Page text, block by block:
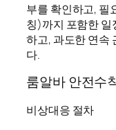
부를 확인하고, 필
칭)까지 포함한 일
하고, 과도한 연속
다.
룸알바 안전수
비상대응 절차